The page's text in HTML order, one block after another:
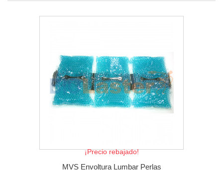
¡Precio rebajado!
MVS Envoltura Lumbar Perlas